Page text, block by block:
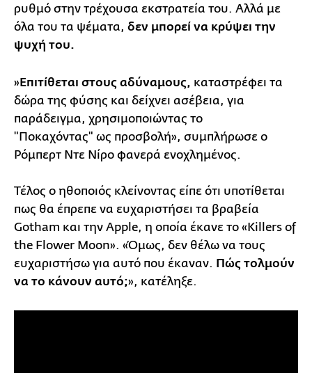
ρυθμό στην τρέχουσα εκστρατεία του. Αλλά με
όλα του τα ψέματα, δεν μπορεί να κρύψει την
ψυχή του.
»Επιτίθεται στους αδύναμους, καταστρέφει τα
δώρα της φύσης και δείχνει ασέβεια, για
παράδειγμα, χρησιμοποιώντας το
"Ποκαχόντας" ως προσβολή», συμπλήρωσε ο
Ρόμπερτ Ντε Νίρο φανερά ενοχλημένος.
Τέλος ο ηθοποιός κλείνοντας είπε ότι υποτίθεται
πως θα έπρεπε να ευχαριστήσει τα βραβεία
Gotham και την Apple, η οποία έκανε το «Killers of
the Flower Moon». «Όμως, δεν θέλω να τους
ευχαριστήσω για αυτό που έκαναν. Πώς τολμούν
να το κάνουν αυτό;», κατέληξε.